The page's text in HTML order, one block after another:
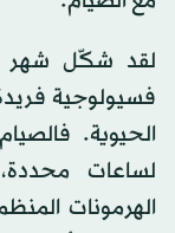
لقد شكّل شهر
فسيولوجية
الحيوية.
لساعات
الهرمونات